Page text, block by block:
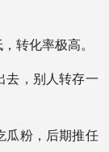
转化率极高。
去，别人转存一
瓜粉，后期推任